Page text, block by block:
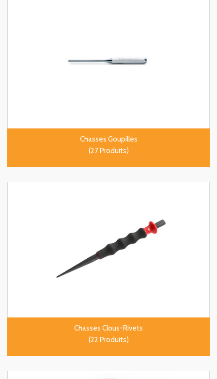
Chasses Goupilles
(27 Produits)
Chasses Clous-Rivets
(22 Produits)